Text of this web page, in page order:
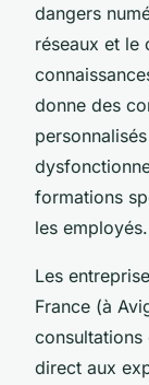
dangers
réseaux et le
donne des
formations
les employés.
Les
France (à
consultations
direct aux